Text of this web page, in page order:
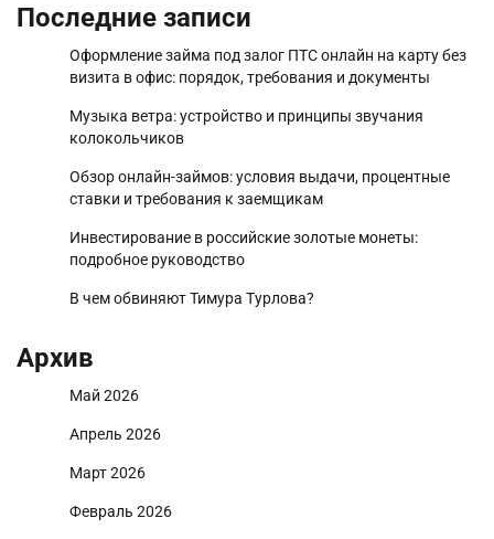
Последние записи
Оформление займа под залог ПТС онлайн на карту без
визита в офис: порядок, требования и документы
Музыка ветра: устройство и принципы звучания
колокольчиков
Обзор онлайн-займов: условия выдачи, процентные
ставки и требования к заемщикам
Инвестирование в российские золотые монеты:
подробное руководство
В чем обвиняют Тимура Турлова?
Архив
Май 2026
Апрель 2026
Март 2026
Февраль 2026